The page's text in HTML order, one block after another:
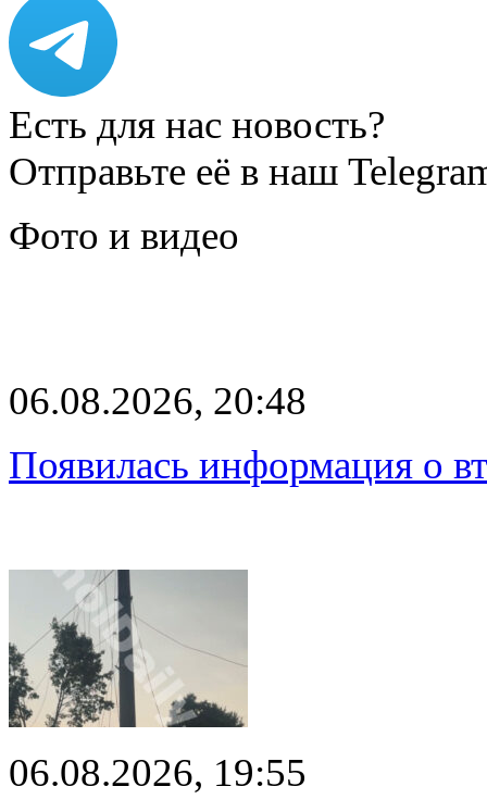
Есть для нас новость?
Отправьте её в наш
Фото и видео
06.08.2026, 20:48
Появилась информация о
06.08.2026, 19:55